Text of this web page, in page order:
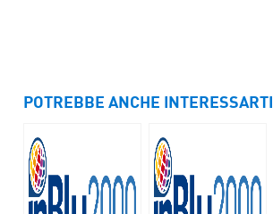
POTREBBE ANCHE INTERESSARTI